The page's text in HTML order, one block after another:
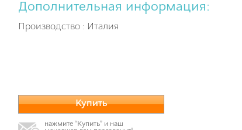
Дополнительная информация:
Производство : Италия
Купить
нажмите “Купить” и наш